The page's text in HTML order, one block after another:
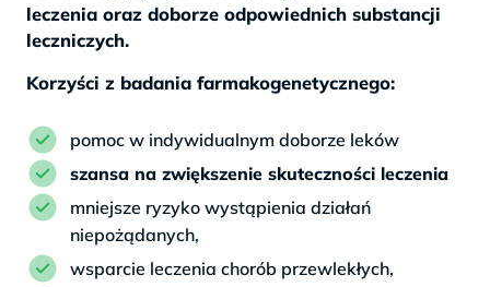
leczenia oraz doborze odpowiednich substancji
leczniczych.
Korzyści z badania farmakogenetycznego:
pomoc w indywidualnym doborze leków
szansa na zwiększenie skuteczności leczenia
mniejsze ryzyko wystąpienia działań
niepożądanych,
wsparcie leczenia chorób przewlekłych,